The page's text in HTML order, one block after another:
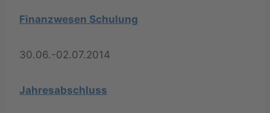
Finanzwesen Schulung
30.06.-02.07.2014
Jahresabschluss